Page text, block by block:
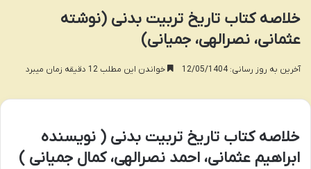
خلاصه کتاب تاریخ تربیت بدنی (نوشته
عثمانی، نصرالهی، جمیانی)
آخرین به روز رسانی: 12/05/1404 خواندن این مطلب 12 دقیقه زمان میبرد
خلاصه کتاب تاریخ تربیت بدنی ( نویسنده
ابراهیم عثمانی، احمد نصرالهی، کمال جمیانی )